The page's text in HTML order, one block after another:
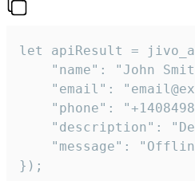
let apiResult =
"name": "John
"email":
"phone":
"description":
"message":
});